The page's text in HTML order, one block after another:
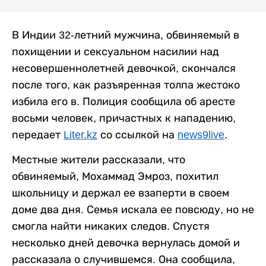
В Индии 32-летний мужчина, обвиняемый в
похищении и сексуальном насилии над
несовершеннолетней девочкой, скончался
после того, как разъяренная толпа жестоко
избила его в. Полиция сообщила об аресте
восьми человек, причастных к нападению,
передает Liter.kz со ссылкой на news9live.
Местные жители рассказали, что
обвиняемый, Мохаммад Эмроз, похитил
школьницу и держал ее взаперти в своем
доме два дня. Семья искала ее повсюду, но не
смогла найти никаких следов. Спустя
несколько дней девочка вернулась домой и
рассказала о случившемся. Она сообщила,